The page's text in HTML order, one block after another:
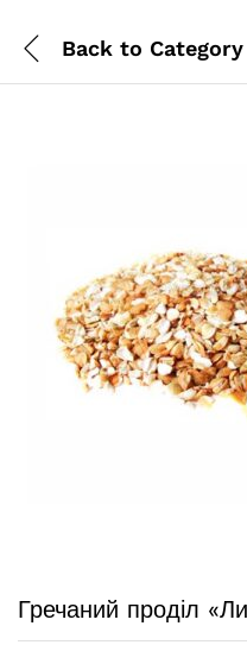
Back to Category
Гречаний проділ